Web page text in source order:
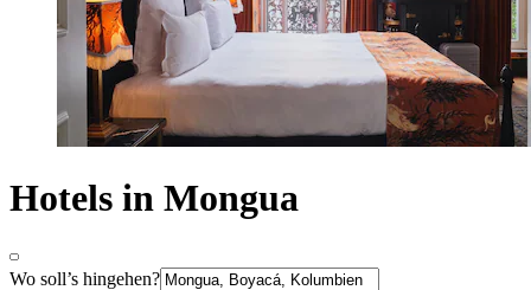
Hotels in Mongua
Wo soll’s hingehen?